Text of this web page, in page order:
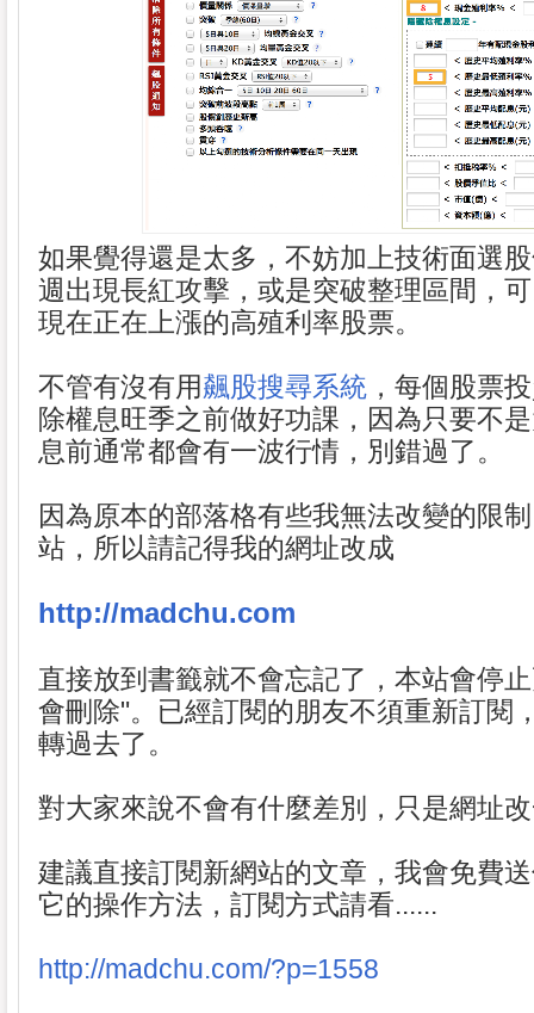
如果覺得還是太多，不妨加上技術面選
週出現長紅攻擊，或是突破整理區間，
現在正在上漲的高殖利率股票。
不管有沒有用飆股搜尋系統 ，每個股票
除權息旺季之前做好功課，因為只要不
息前通常都會有一波行情，別錯過了。
因為原本的部落格有些我無法改變的限
站，所以請記得我的網址改成
http://madchu.com
直接放到書籤就不會忘記了，本站會停
會刪除"。已經訂閱的朋友不須重新訂閱
轉過去了。
對大家來說不會有什麼差別，只是網址
建議直接訂閱新網站的文章，我會免費
它的操作方法，訂閱方式請看......
http://madchu.com/?p=1558